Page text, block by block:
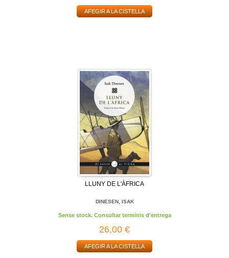
AFEGIR A LA CISTELLA
LLUNY DE L'ÀFRICA
DINESEN, ISAK
Sense stock. Consultar terminis d'entrega
26,00 €
AFEGIR A LA CISTELLA